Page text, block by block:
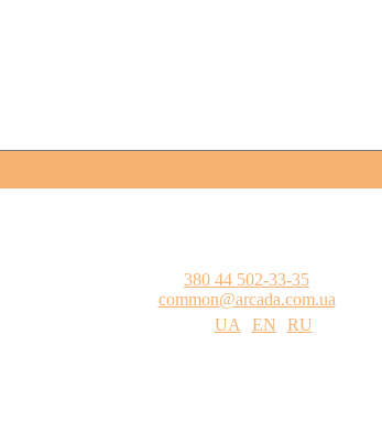
380 44 502-33-35
common@arcada.com.ua
UA
EN
RU